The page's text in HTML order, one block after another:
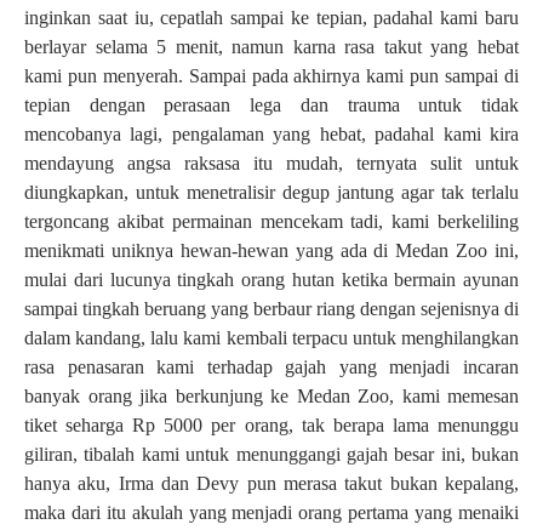
inginkan saat iu, cepatlah sampai ke tepian, padahal kami baru
berlayar selama 5 menit, namun karna rasa takut yang hebat
kami pun menyerah. Sampai pada akhirnya kami pun sampai di
tepian dengan perasaan lega dan trauma untuk tidak
mencobanya lagi, pengalaman yang hebat, padahal kami kira
mendayung angsa raksasa itu mudah, ternyata sulit untuk
diungkapkan, untuk menetralisir degup jantung agar tak terlalu
tergoncang akibat permainan mencekam tadi, kami berkeliling
menikmati uniknya hewan-hewan yang ada di Medan Zoo ini,
mulai dari lucunya tingkah orang hutan ketika bermain ayunan
sampai tingkah beruang yang berbaur riang dengan sejenisnya di
dalam kandang, lalu kami kembali terpacu untuk menghilangkan
rasa penasaran kami terhadap gajah yang menjadi incaran
banyak orang jika berkunjung ke Medan Zoo, kami memesan
tiket seharga Rp 5000 per orang, tak berapa lama menunggu
giliran, tibalah kami untuk menunggangi gajah besar ini, bukan
hanya aku, Irma dan Devy pun merasa takut bukan kepalang,
maka dari itu akulah yang menjadi orang pertama yang menaiki